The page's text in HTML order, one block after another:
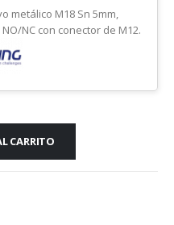
metálico M18 Sn 5mm,
NC con conector de M12.
CARRITO